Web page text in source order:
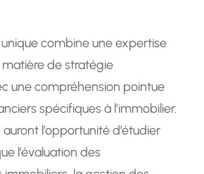
combine une expertise
de stratégie
une compréhension pointue
spécifiques à l’immobilier.
l’opportunité d’étudier
l’évaluation des